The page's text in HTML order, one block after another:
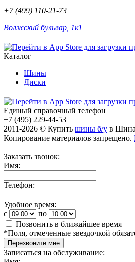
+7 (499) 110-21-73
Волжский бульвар, 1к1
Каталог
Шины
Диски
Единый справочный телефон
+7 (495) 229-44-53
2011-2026 © Купить шины б/у в
Копирование материалов запрещено.
Заказать звонок:
Имя:
Телефон:
Удобное время:
c
по
Позвонить в ближайшее время
*Поля, отмеченные звездочкой
Перезвоните мне
Записаться на обслуживание: